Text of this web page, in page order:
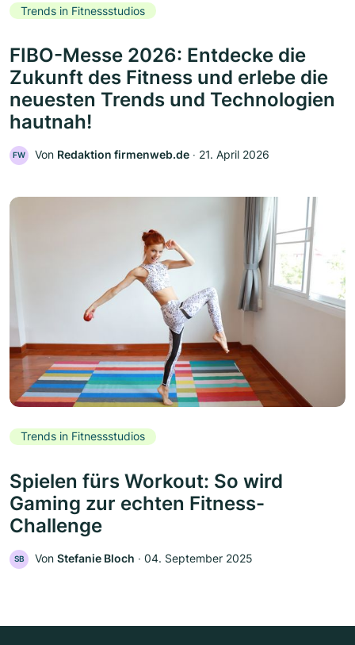
Trends in Fitnessstudios
FIBO-Messe 2026: Entdecke die
Zukunft des Fitness und erlebe die
neuesten Trends und Technologien
hautnah!
FW Von Redaktion firmenweb.de ‧ 21. April 2026
Trends in Fitnessstudios
Spielen fürs Workout: So wird
Gaming zur echten Fitness-
Challenge
SB Von Stefanie Bloch ‧ 04. September 2025